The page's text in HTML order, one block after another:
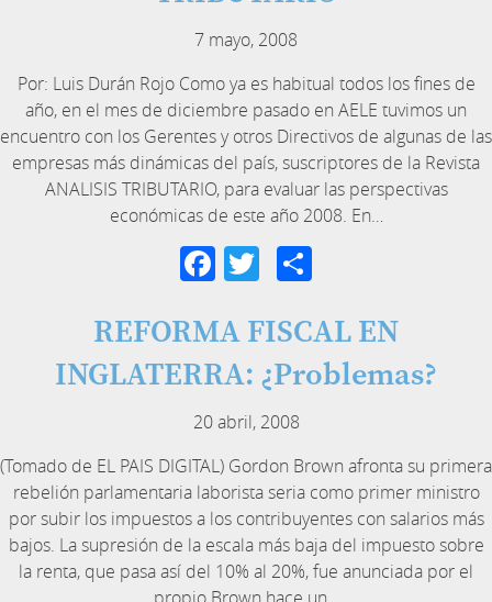
7 mayo, 2008
Por: Luis Durán Rojo Como ya es habitual todos los fines de
año, en el mes de diciembre pasado en AELE tuvimos un
encuentro con los Gerentes y otros Directivos de algunas de las
empresas más dinámicas del país, suscriptores de la Revista
ANALISIS TRIBUTARIO, para evaluar las perspectivas
económicas de este año 2008. En…
Facebook
Twitter
REFORMA FISCAL EN
INGLATERRA: ¿Problemas?
20 abril, 2008
(Tomado de EL PAIS DIGITAL) Gordon Brown afronta su primera
rebelión parlamentaria laborista seria como primer ministro
por subir los impuestos a los contribuyentes con salarios más
bajos. La supresión de la escala más baja del impuesto sobre
la renta, que pasa así del 10% al 20%, fue anunciada por el